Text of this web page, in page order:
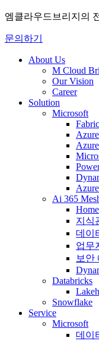
엠클라우드브리지의
문의하기
About Us
M Cloud
Our Vision
Career
Solution
Microsoft
Fabric
Ai 365
Home
지식
데이
업무
보안
Databricks
Snowflake
Service
Microsoft
데이